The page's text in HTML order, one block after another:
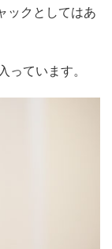
ックとしてはあ
っています。